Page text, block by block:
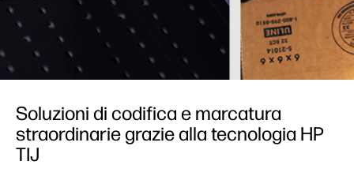
Soluzioni di codifica e marcatura
straordinarie grazie alla tecnologia HP
TIJ